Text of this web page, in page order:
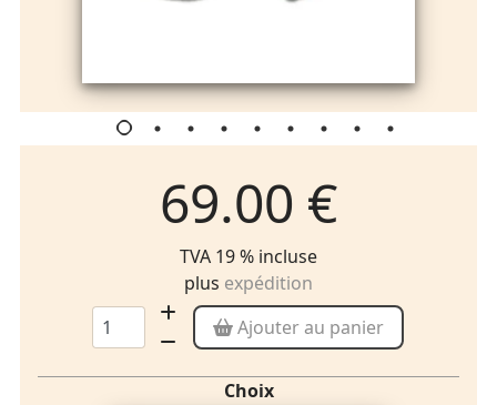
69.00 €
TVA 19 % incluse
plus expédition
Ajouter au panier
Choix